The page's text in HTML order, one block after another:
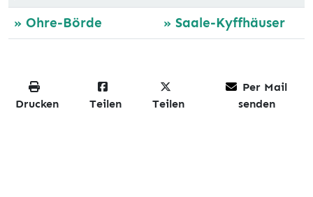
» Ohre-Börde » Saale-Kyffhäuser
Drucken Teilen Teilen
Per Mail
senden